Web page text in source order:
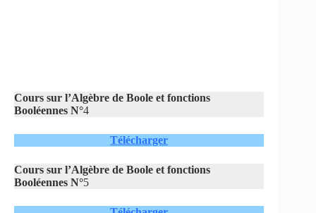
Cours sur l’Algèbre de Boole et fonctions
Booléennes N°4
Télécharger
Cours sur l’Algèbre de Boole et fonctions
Booléennes N°5